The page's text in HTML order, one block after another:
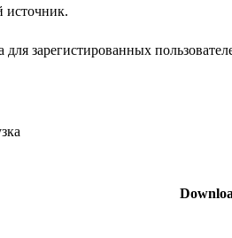
источник.
для зарегистированных